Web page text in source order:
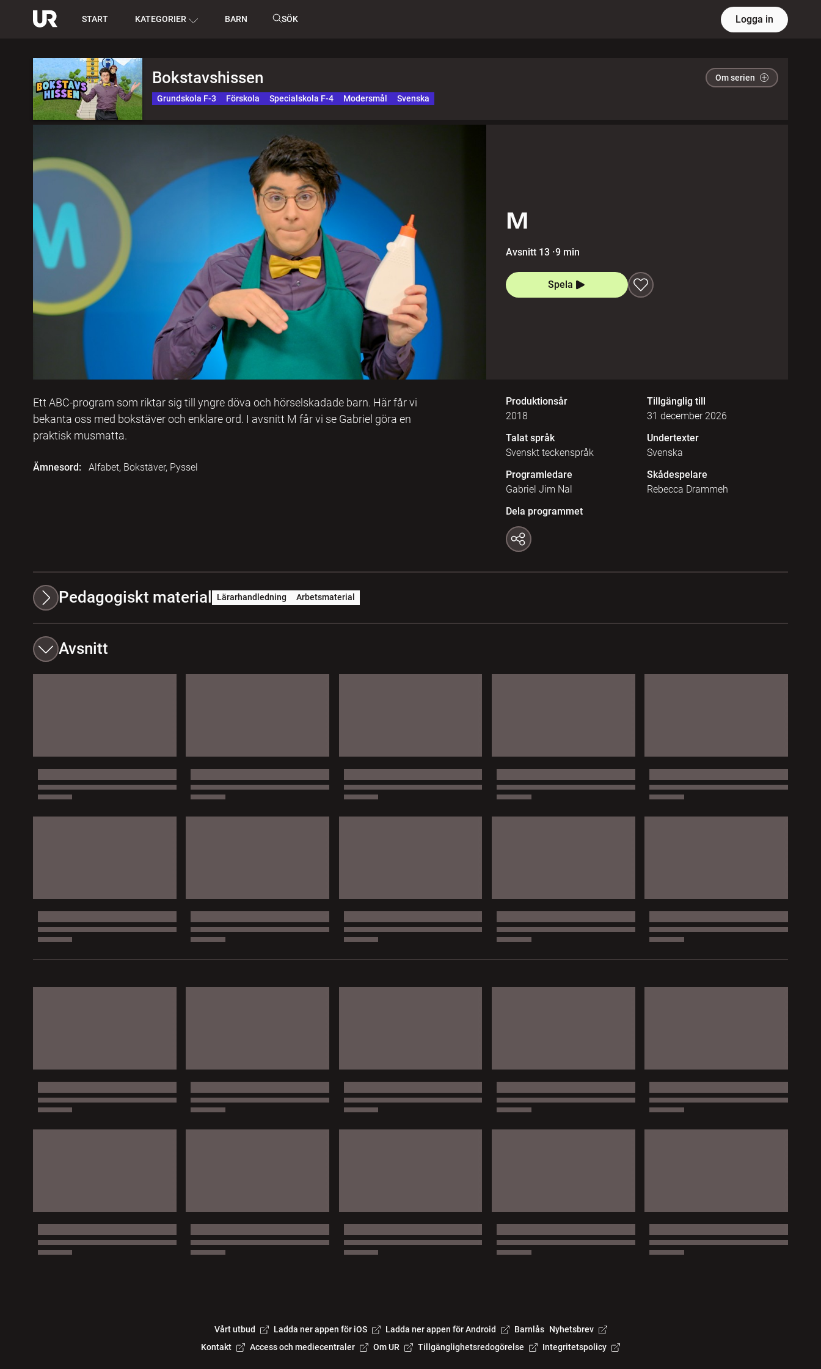
START KATEGORIER BARN SÖK Logga in
Bokstavshissen Om serien
Grundskola F-3 Förskola Specialskola F-4 Modersmål Svenska
M
Avsnitt 13 ·9 min
Spela
Ett ABC-program som riktar sig till yngre döva och hörselskadade barn. Här får vi
bekanta oss med bokstäver och enklare ord. I avsnitt M får vi se Gabriel göra en
praktisk musmatta.
Ämnesord: Alfabet, Bokstäver, Pyssel
Produktionsår
2018
Tillgänglig till
31 december 2026
Talat språk
Svenskt teckenspråk
Undertexter
Svenska
Programledare
Gabriel Jim Nal
Skådespelare
Rebecca Drammeh
Dela programmet
Pedagogiskt material Lärarhandledning Arbetsmaterial
Avsnitt
Vårt utbud Ladda ner appen för iOS Ladda ner appen för Android Barnlås Nyhetsbrev
Kontakt
Access och mediecentraler Om UR Tillgänglighetsredogörelse Integritetspolicy